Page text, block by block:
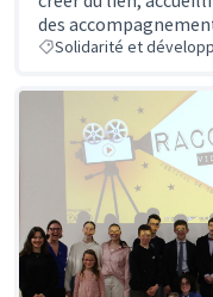
des
Solidarité et